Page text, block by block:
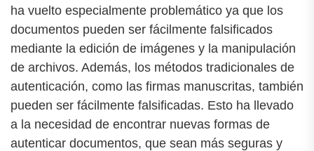
ha vuelto especialmente problemático ya que los
documentos pueden ser fácilmente falsificados
mediante la edición de imágenes y la manipulación
de archivos. Además, los métodos tradicionales de
autenticación, como las firmas manuscritas, también
pueden ser fácilmente falsificadas. Esto ha llevado
a la necesidad de encontrar nuevas formas de
autenticar documentos, que sean más seguras y